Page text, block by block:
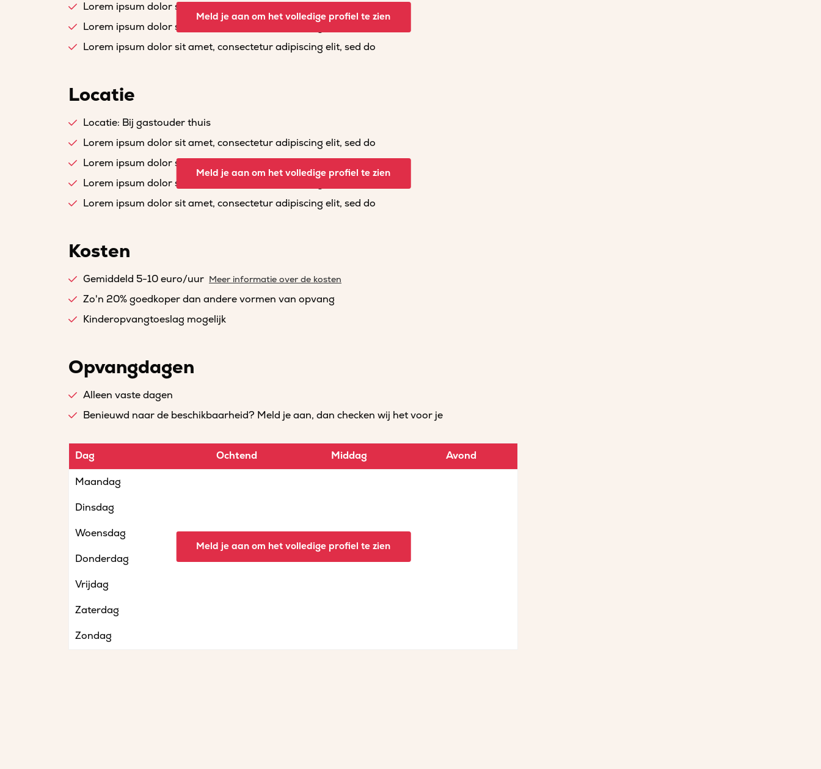
Lorem ipsum dolor sit amet, consectetur adipiscing elit, sed do
Lorem ipsum dolor sit amet, consectetur adipiscing elit, sed do
Lorem ipsum dolor sit amet, consectetur adipiscing elit, sed do
Meld je aan om het volledige profiel te zien
Locatie
Locatie: Bij gastouder thuis
Lorem ipsum dolor sit amet, consectetur adipiscing elit, sed do
Lorem ipsum dolor sit amet, consectetur adipiscing elit, sed do
Lorem ipsum dolor sit amet, consectetur adipiscing elit, sed do
Lorem ipsum dolor sit amet, consectetur adipiscing elit, sed do
Meld je aan om het volledige profiel te zien
Kosten
Gemiddeld 5-10 euro/uur Meer informatie over de kosten
Zo'n 20% goedkoper dan andere vormen van opvang
Kinderopvangtoeslag mogelijk
Opvangdagen
Alleen vaste dagen
Benieuwd naar de beschikbaarheid? Meld je aan, dan checken wij het voor je
Dag Ochtend Middag Avond
Maandag
Dinsdag
Woensdag
Donderdag
Vrijdag
Zaterdag
Zondag
Meld je aan om het volledige profiel te zien